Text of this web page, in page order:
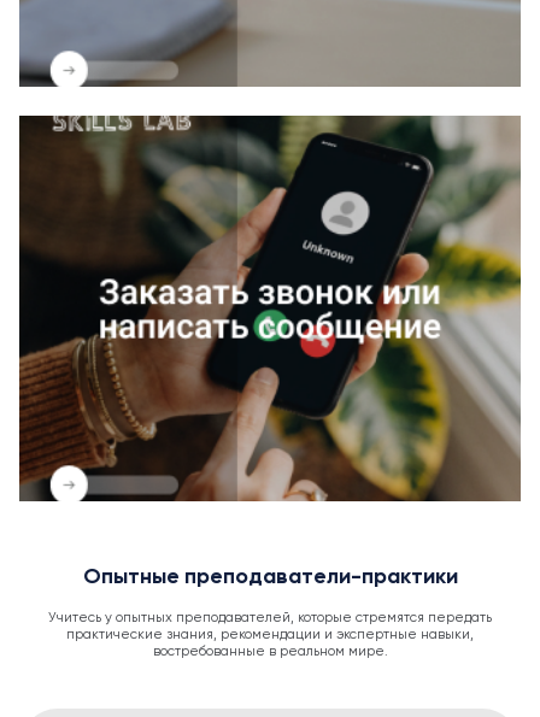
Опытные преподаватели-практики
Учитесь у опытных преподавателей, которые стремятся передать
практические знания, рекомендации и экспертные навыки,
востребованные в реальном мире.